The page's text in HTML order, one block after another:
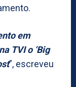
em
TVI o ‘Big
”, escreveu